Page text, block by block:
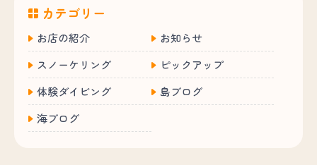
カテゴリー
お店の紹介
お知らせ
スノーケリング
ピックアップ
体験ダイビング
島ブログ
海ブログ